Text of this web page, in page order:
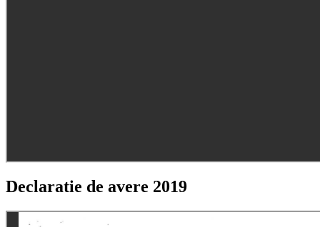
Declaratie de avere 2019